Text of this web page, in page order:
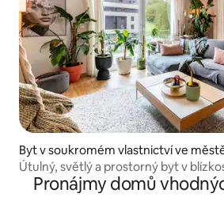
Byt v soukromém vlastnictví ve
bursko
Útulný, světlý a prostorný byt v
Pronájmy domů